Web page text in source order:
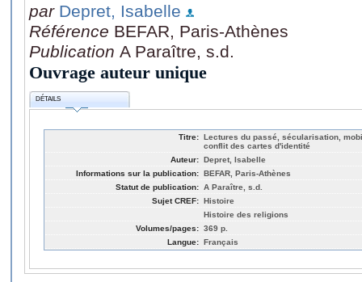
par Depret, Isabelle
Référence BEFAR, Paris-Athènes
Publication A Paraître, s.d.
Ouvrage auteur unique
DÉTAILS
Titre: Lectures du passé, sécularisation,
conflit des cartes d'identité
Auteur: Depret, Isabelle
Informations sur la publication: BEFAR, Paris-Athènes
Statut de publication: A Paraître, s.d.
Sujet CREF: Histoire
Histoire des religions
Volumes/pages: 369 p.
Langue: Français